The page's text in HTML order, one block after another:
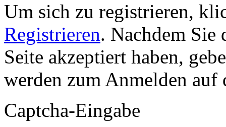
Um sich zu registrieren,
Registrieren. Nachdem Sie
Seite akzeptiert haben,
werden zum Anmelden auf
Captcha-Eingabe